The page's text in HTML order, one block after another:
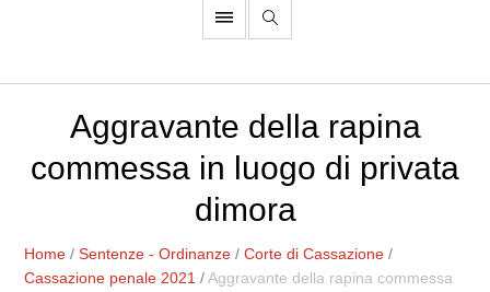
Aggravante della rapina
commessa in luogo di privata
dimora
Home /Sentenze - Ordinanze /Corte di Cassazione /
Cassazione penale 2021 /Aggravante della rapina commessa